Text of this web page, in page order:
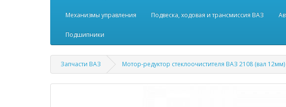
Механизмы управления Подвеска, ходовая и трансмиссия ВАЗ
Подшипники
Запчасти ВАЗ Мотор-редуктор стеклоочистителя ВАЗ 2108 (вал